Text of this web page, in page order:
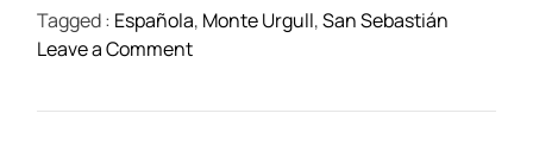
Tagged : Española, Monte Urgull,San Sebastián
Leave a Commento
T